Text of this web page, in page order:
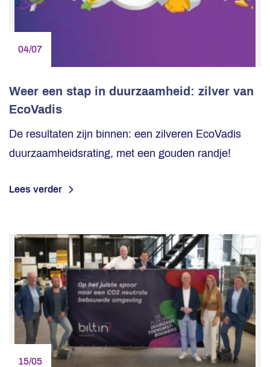
04/07
Weer een stap in duurzaamheid: zilver van
EcoVadis
De resultaten zijn binnen: een zilveren EcoVadis
duurzaamheidsrating, met een gouden randje!
Lees verder
15/05